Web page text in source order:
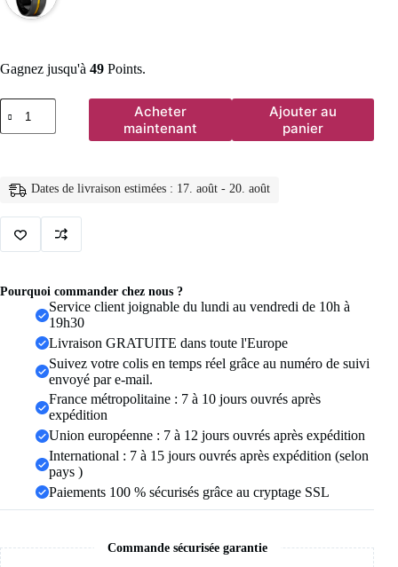
Gagnez jusqu'à 49 Points.
quantité
de
Bagues
couleur
pour
hommes
femmes,
bagues
inoxydable
cadeaux
mariage
Acheter
maintenant
Ajouter au
panier
Dates de livraison estimées : 17. août - 20. août
Pourquoi commander chez nous ?
Service client joignable du lundi au vendredi de 10h à
19h30
Livraison GRATUITE dans toute l'Europe
Suivez votre colis en temps réel grâce au numéro de suivi
envoyé par e-mail.
France métropolitaine : 7 à 10 jours ouvrés après
expédition
Union européenne : 7 à 12 jours ouvrés après expédition
International : 7 à 15 jours ouvrés après expédition (selon
pays )
Paiements 100 % sécurisés grâce au cryptage SSL
Commande sécurisée garantie